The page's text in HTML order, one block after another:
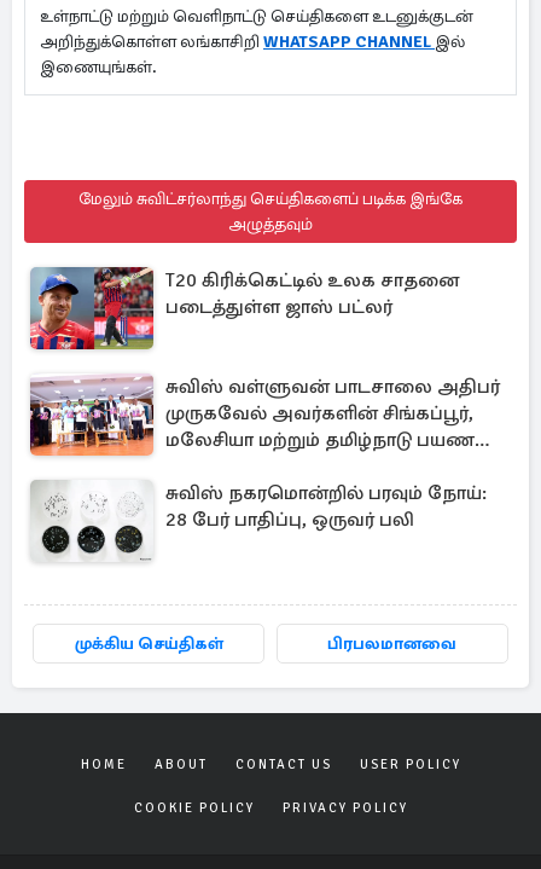
உள்நாட்டு மற்றும் வெளிநாட்டு செய்திகளை உடனுக்குடன்
அறிந்துக்கொள்ள லங்காசிறி WHATSAPP CHANNEL இல்
இணையுங்கள்.
மேலும் சுவிட்சர்லாந்து செய்திகளைப் படிக்க இங்கே
அழுத்தவும்
T20 கிரிக்கெட்டில் உலக சாதனை
படைத்துள்ள ஜாஸ் பட்லர்
சுவிஸ் வள்ளுவன் பாடசாலை அதிபர்
முருகவேல் அவர்களின் சிங்கப்பூர்,
மலேசியா மற்றும் தமிழ்நாடு பயண
சுவிஸ் நகரமொன்றில் பரவும் நோய்:
28 பேர் பாதிப்பு, ஒருவர் பலி
முக்கிய செய்திகள் பிரபலமானவை
HOME ABOUT CONTACT US USER POLICY
COOKIE POLICY PRIVACY POLICY